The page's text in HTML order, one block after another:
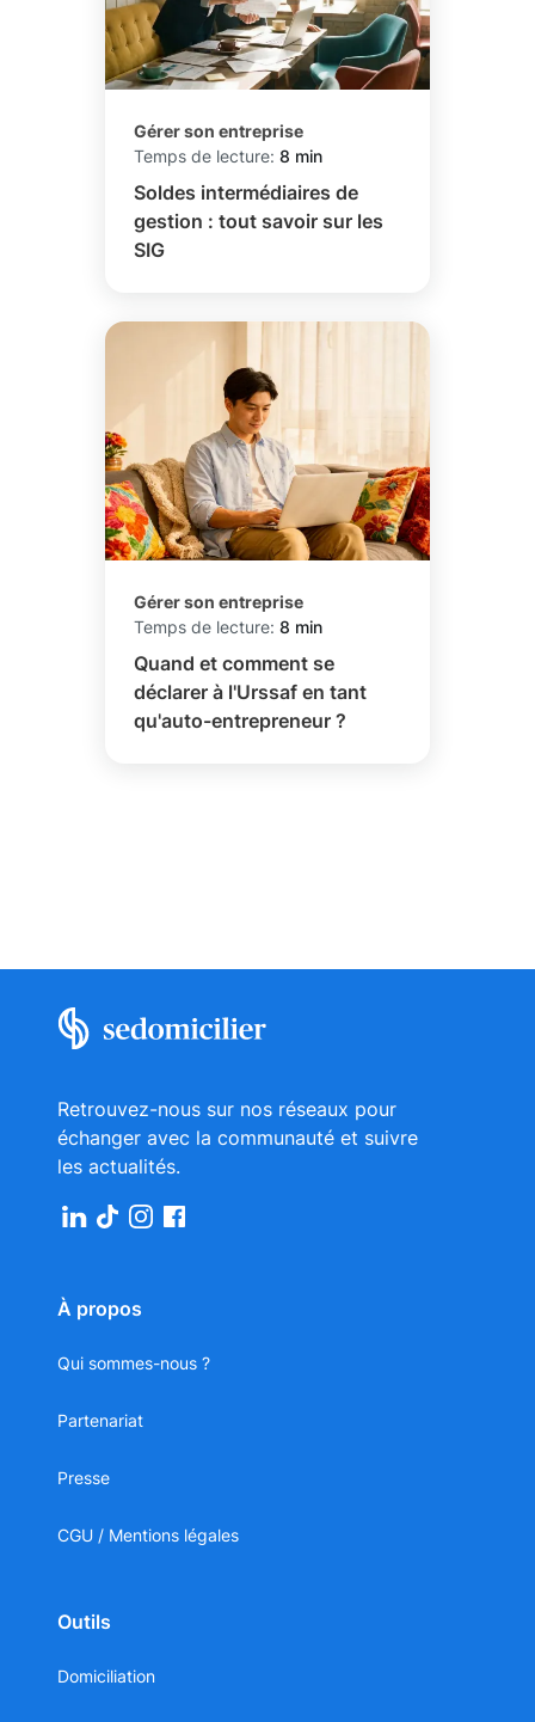
Gérer son entreprise
Temps de lecture: 8 min
Soldes intermédiaires de
gestion : tout savoir sur les
SIG
Gérer son entreprise
Temps de lecture: 8 min
Quand et comment se
déclarer à l'Urssaf en tant
qu'auto-entrepreneur ?
Retrouvez-nous sur nos réseaux pour
échanger avec la communauté et suivre
les actualités.
À propos
Qui sommes-nous ?
Partenariat
Presse
CGU / Mentions légales
Outils
Domiciliation